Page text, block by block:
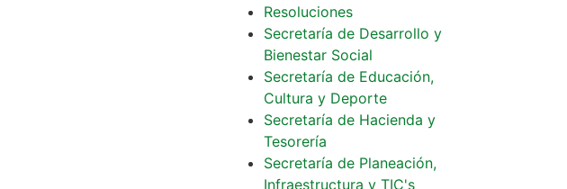
Resoluciones
Secretaría de Desarrollo y
Bienestar Social
Secretaría de Educación,
Cultura y Deporte
Secretaría de Hacienda y
Tesorería
Secretaría de Planeación,
Infraestructura y TIC's